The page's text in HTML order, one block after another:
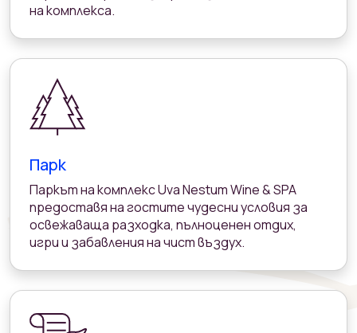
на комплекса.
Парк
Паркът на комплекс Uva Nestum Wine & SPA
предоставя на гостите чудесни условия за
освежаваща разходка, пълноценен отдих,
игри и забавления на чист въздух.